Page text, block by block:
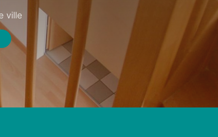
ville